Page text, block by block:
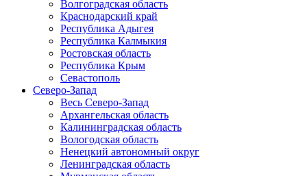
Волгоградская область
Краснодарский край
Республика Адыгея
Республика Калмыкия
Ростовская область
Республика Крым
Севастополь
Северо-Запад
Весь Северо-Запад
Архангельская область
Калининградская область
Вологодская область
Ненецкий автономный округ
Ленинградская область